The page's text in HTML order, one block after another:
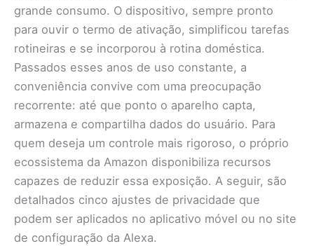
grande consumo. O dispositivo, sempre pronto
para ouvir o termo de ativação, simplificou tarefas
rotineiras e se incorporou à rotina doméstica.
Passados esses anos de uso constante, a
conveniência convive com uma preocupação
recorrente: até que ponto o aparelho capta,
armazena e compartilha dados do usuário. Para
quem deseja um controle mais rigoroso, o próprio
ecossistema da Amazon disponibiliza recursos
capazes de reduzir essa exposição. A seguir, são
detalhados cinco ajustes de privacidade que
podem ser aplicados no aplicativo móvel ou no site
de configuração da Alexa.